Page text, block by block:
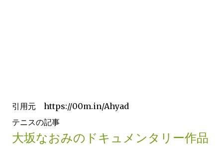
引用元 https://00m.in/Ahyad
テニスの記事
大坂なおみのドキュメンタリー作品